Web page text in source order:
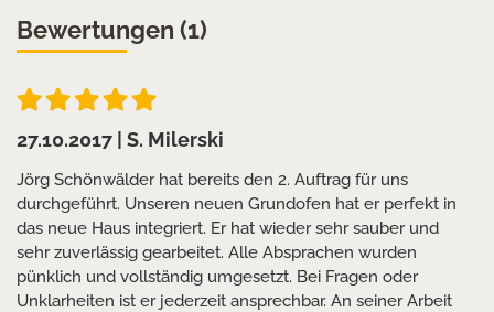
Bewertungen (1)
27.10.2017 | S. Milerski
Jörg Schönwälder hat bereits den 2. Auftrag für uns
durchgeführt. Unseren neuen Grundofen hat er perfekt in
das neue Haus integriert. Er hat wieder sehr sauber und
sehr zuverlässig gearbeitet. Alle Absprachen wurden
pünklich und vollständig umgesetzt. Bei Fragen oder
Unklarheiten ist er jederzeit ansprechbar. An seiner Arbeit